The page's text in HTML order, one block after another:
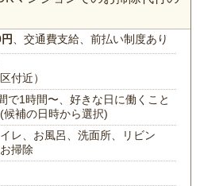
、交通費支給、前払い制度あり
付近）
で1時間〜、好きな日に働くこと
候補の日時から選択)
レ、お風呂、洗面所、リビン
掃除